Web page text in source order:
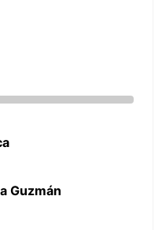
Guzmán